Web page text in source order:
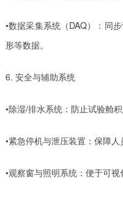
•数据采集系统（DAQ）：同
形等数据。
6. 安全与辅助系统
•除湿/排水系统：防止试验舱
•紧急停机与泄压装置：保障人
•观察窗与照明系统：便于可视